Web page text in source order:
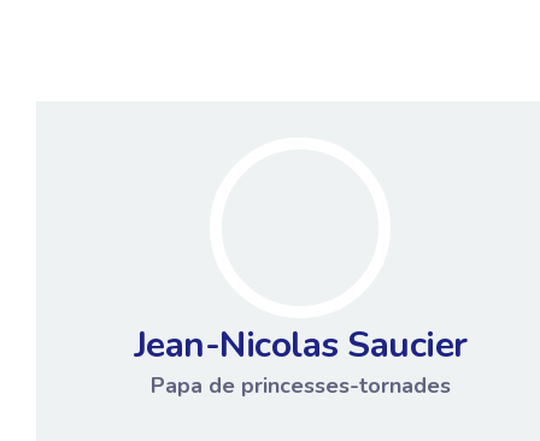
Jean-Nicolas Saucier
Papa de princesses-tornades